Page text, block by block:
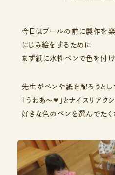
エリアから探す
支援・サービスから探す
今日はプールの前に製作を
にじみ絵をするために
まず紙に水性ペンで色を付
先生がペンや紙を配ろうとし
「うわあ～❤」とナイスリアクシ
好きな色のペンを選んでた